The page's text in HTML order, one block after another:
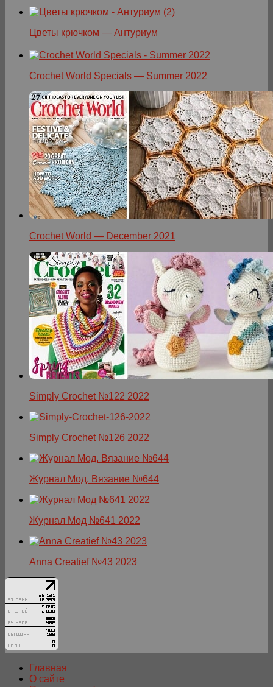
Цветы крючком — Антуриум
Crochet World Specials — Summer 2022
Crochet World — December 2021
Simply Crochet №122 2022
Simply Crochet №126 2022
Журнал Мод. Вязание №644
Журнал Мод №641 2022
Anna Creatief №43 2023
Главная
О сайте